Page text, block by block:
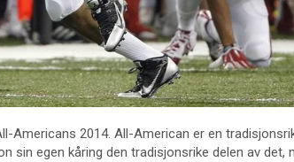
Americans 2014. All-American er en
sin egen kåring den tradisjonsrike delen av det,